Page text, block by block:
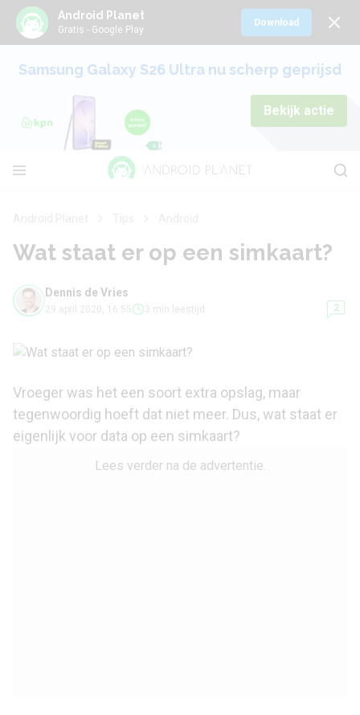
Android Planet
Gratis - Google Play
Download
Samsung Galaxy S26 Ultra nu scherp geprijsd
Bekijk actie
Wat staat er op een simkaart?
Dennis de Vries
29 april 2020, 16:55 3 min leestijd 2
Vroeger was het een soort extra opslag, maar
tegenwoordig hoeft dat niet meer. Dus, wat staat er
eigenlijk voor data op een simkaart?
Lees verder na de advertentie.